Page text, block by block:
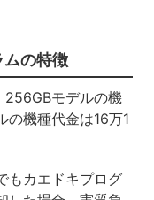
の特徴
256GBモデルの機
の機種代金は16万1
もカエドキプログ